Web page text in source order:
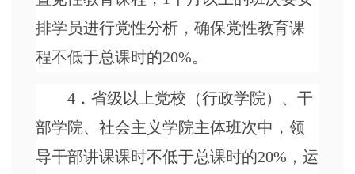
排学员进行党性分析，确保党性教育课
程不低于总课时的20%。
4．省级以上党校（行政学院）、干
部学院、社会主义学院主体班次中，领
导干部讲课课时不低于总课时的20%，运